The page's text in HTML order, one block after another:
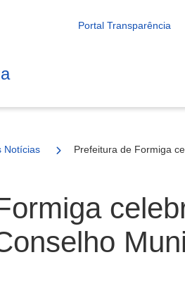
Portal Transparência
Notícias Prefeitura de Formiga